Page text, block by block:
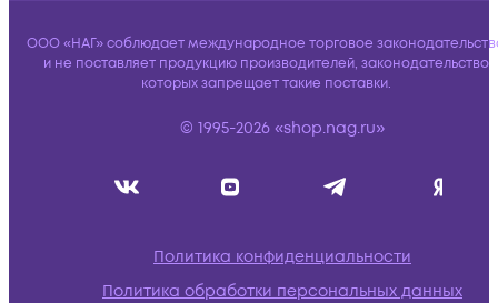
ООО «НАГ» соблюдает международное торговое
и не поставляет продукцию производителей, законодательство
которых запрещает такие поставки.
© 1995-2026 «shop.nag.ru»
Политика конфиденциальности
Политика обработки персональных данных